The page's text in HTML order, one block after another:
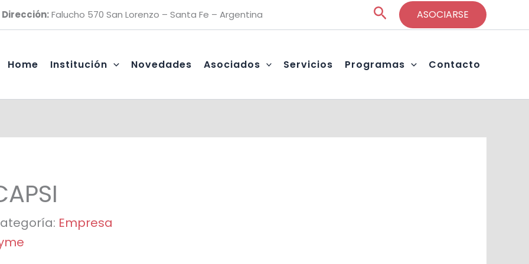
Dirección:Falucho 570 San Lorenzo – Santa Fe – Argentina BuscarASOCIARSE
Home Institución Novedades Asociados Servicios Programas Contacto
Empresa